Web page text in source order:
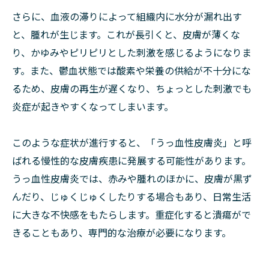
さらに、血液の滞りによって組織内に水分が漏れ出す
と、腫れが生じます。これが長引くと、皮膚が薄くな
り、かゆみやピリピリとした刺激を感じるようになりま
す。また、鬱血状態では酸素や栄養の供給が不十分にな
るため、皮膚の再生が遅くなり、ちょっとした刺激でも
炎症が起きやすくなってしまいます。
このような症状が進行すると、「うっ血性皮膚炎」と呼
ばれる慢性的な皮膚疾患に発展する可能性があります。
うっ血性皮膚炎では、赤みや腫れのほかに、皮膚が黒ず
んだり、じゅくじゅくしたりする場合もあり、日常生活
に大きな不快感をもたらします。重症化すると潰瘍がで
きることもあり、専門的な治療が必要になります。